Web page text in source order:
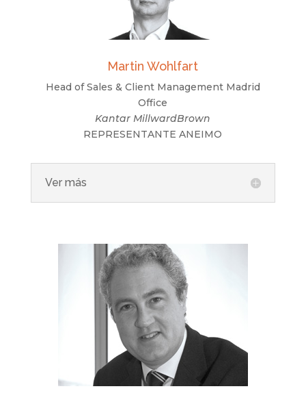
Martin Wohlfart
Head of Sales & Client Management Madrid
Office
Kantar MillwardBrown
REPRESENTANTE ANEIMO
Ver más